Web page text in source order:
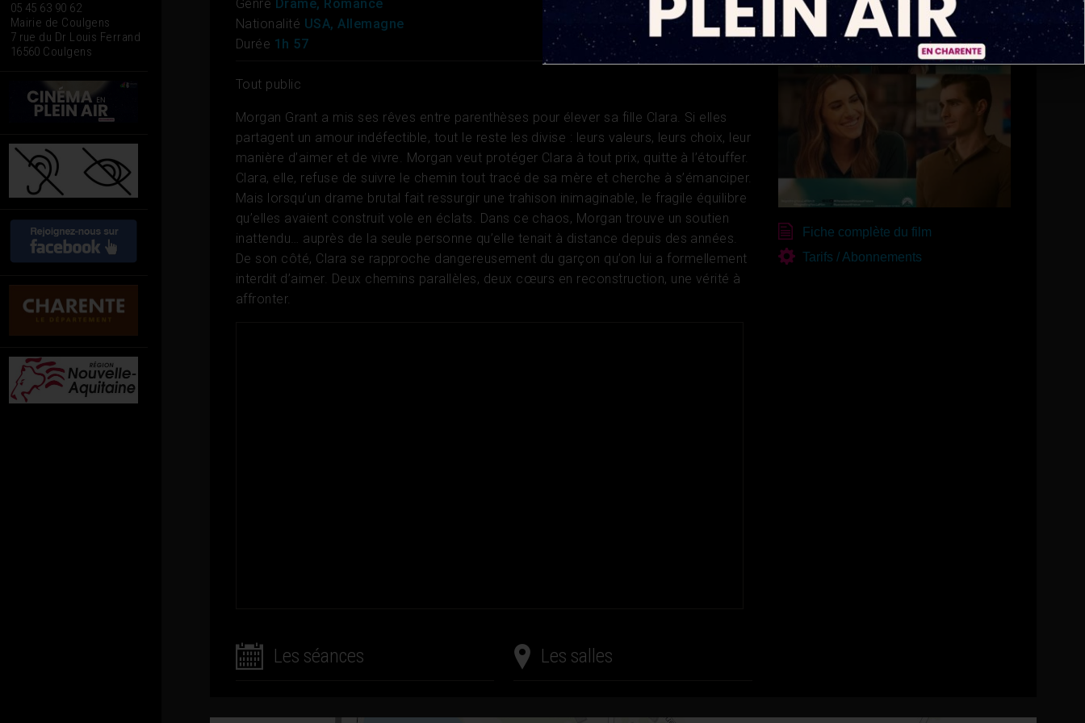
05 45 63 90 62
Mairie de Coulgens
7 rue du Dr Louis Ferrand
16560 Coulgens
Genre Drame, Romance
Nationalité USA, Allemagne
Durée 1h 57
Tout public
Morgan Grant a mis ses rêves entre parenthèses pour élever sa fille Clara. Si elles
partagent un amour indéfectible, tout le reste les divise : leurs valeurs, leurs choix, leur
manière d’aimer et de vivre. Morgan veut protéger Clara à tout prix, quitte à l’étouffer.
Clara, elle, refuse de suivre le chemin tout tracé de sa mère et cherche à s’émanciper.
Mais lorsqu’un drame brutal fait ressurgir une trahison inimaginable, le fragile équilibre
qu’elles avaient construit vole en éclats. Dans ce chaos, Morgan trouve un soutien
inattendu… auprès de la seule personne qu’elle tenait à distance depuis des années.
De son côté, Clara se rapproche dangereusement du garçon qu’on lui a formellement
interdit d’aimer. Deux chemins parallèles, deux cœurs en reconstruction, une vérité à
affronter.
Les séances Les salles
Fiche complète du film
Tarifs / Abonnements